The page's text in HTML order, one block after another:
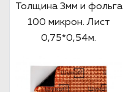
Толщина 3мм и фольга
100 микрон. Лист
0,75*0,54м.